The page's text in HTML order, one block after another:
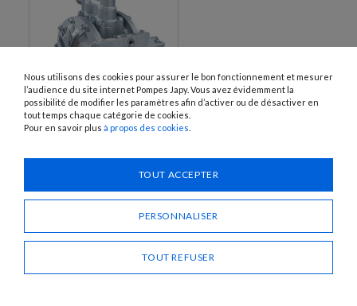
AL1-200-PTFE-EX
membranes, corps
Nous utilisons des cookies pour assurer le bon fonctionnement et mesurer
l’audience du site internet Pompes Japy. Vous avez évidemment la
possibilité de modifier les paramètres afin d’activer ou de désactiver en
tout temps chaque catégorie de cookies.
Pour en savoir plus à propos des cookies
TOUT ACCEPTER
PERSONNALISER
TOUT REFUSER